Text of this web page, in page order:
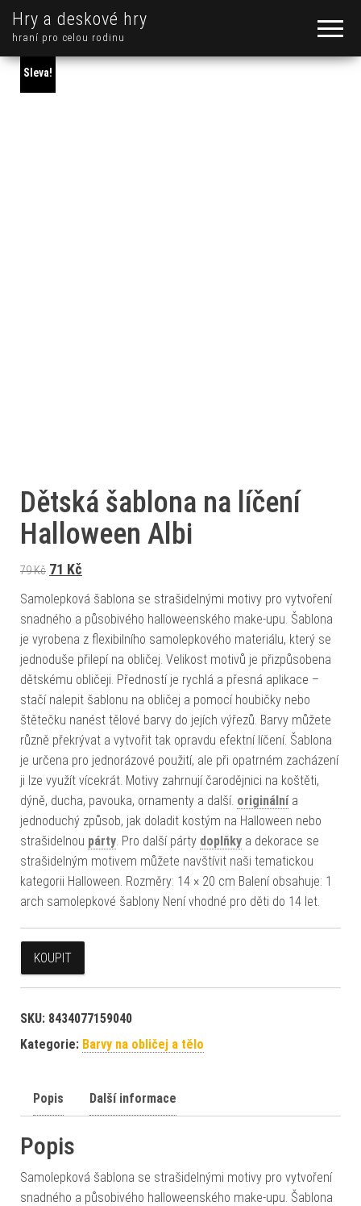
Hry a deskové hry
hraní pro celou rodinu
Sleva!
Dětská šablona na líčení
Halloween Albi
79Kč Původní cena byla: 79 Kč.
71 Kč
Samolepková šablona se strašidelnými motivy pro vytvoření
snadného a působivého halloweenského make-upu. Šablona
je vyrobena z flexibilního samolepkového materiálu, který se
jednoduše přilepí na obličej. Velikost motivů je přizpůsobena
dětskému obličeji. Předností je rychlá a přesná aplikace –
stačí nalepit šablonu na obličej a pomocí houbičky nebo
štětečku nanést tělové barvy do jejích výřezů. Barvy můžete
různě překrývat a vytvořit tak opravdu efektní líčení. Šablona
je určena pro jednorázové použití, ale při opatrném zacházení
ji lze využít vícekrát. Motivy zahrnují čarodějnici na koštěti,
dýně, ducha, pavouka, ornamenty a další. originálnía
jednoduchý způsob, jak doladit kostým na Halloween nebo
strašidelnou párty . Pro další párty doplňky a dekorace se
strašidelným motivem můžete navštívit naši tematickou
kategorii Halloween. Rozměry: 14 × 20 cm Balení obsahuje: 1
arch samolepkové šablony Není vhodné pro děti do 14 let.
KOUPIT
SKU: 8434077159040
Kategorie: Barvy na obličej a tělo
Popis Další informace
Popis
Samolepková šablona se strašidelnými motivy pro vytvoření
snadného a působivého halloweenského make-upu. Šablona